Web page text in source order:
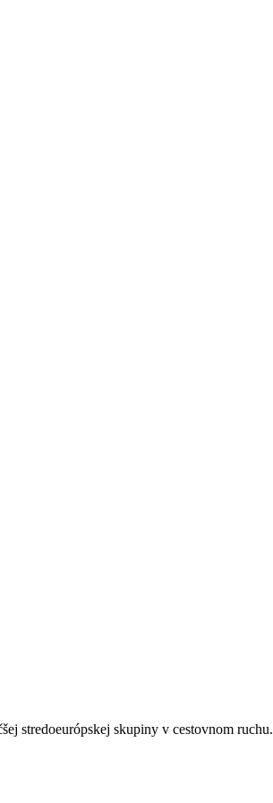
uvedené vybavenie)
stredoeurópskej skupiny v cestovnom ruchu.